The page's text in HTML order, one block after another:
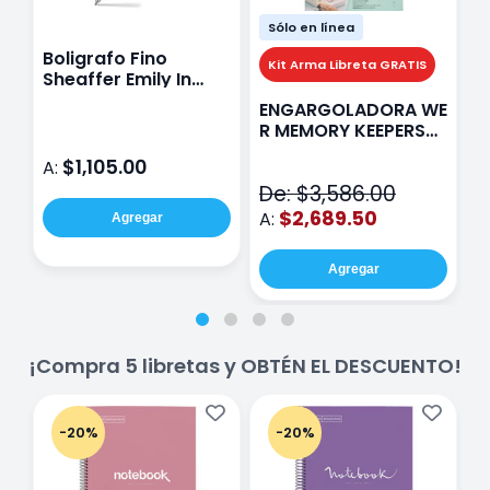
Boligrafo Fino
Sheaffer Emily In
A: $1,105.00
Agregar
Sólo en línea
Kit Arma Libreta GRATIS
ENGARGOLADORA WE
R MEMORY KEEPERS
De: $3,586.00
A: $2,689.50
Agregar
¡Compra 5 libretas y OBTÉN EL DESCUENTO!
-20% -20%